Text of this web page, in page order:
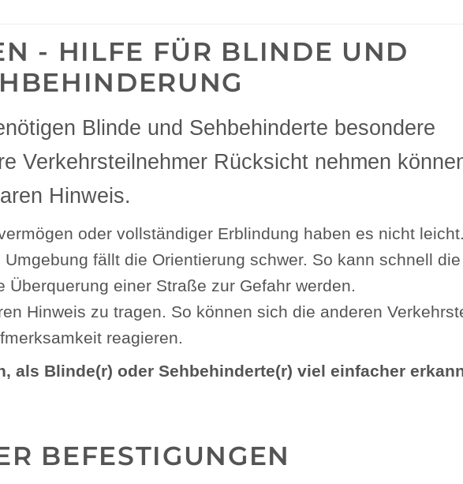
- HILFE FÜR BLINDE UND
Blinde und Sehbehinderte besondere
Verkehrsteilnehmer Rücksicht nehmen
Hinweis.
oder vollständiger Erblindung haben es nicht leicht.
fällt die Orientierung schwer. So kann schnell
einer Straße zur Gefahr werden.
Hinweis zu tragen. So können sich die anderen
reagieren.
als Blinde(r) oder Sehbehinderte(r) viel einfacher
BEFESTIGUNGEN